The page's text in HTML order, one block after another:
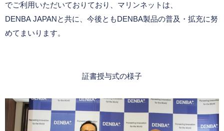
でご利⽤いただいておりており、マリンネットは、
DENBA JAPANと共に、今後ともDENBA製品の普及・拡充に努
めてまいります。
証書授与式の様子